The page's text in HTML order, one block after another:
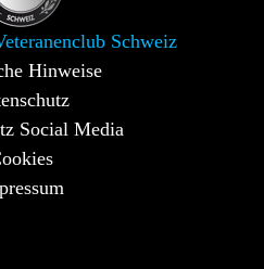
Schweiz
Hinweise
Social Media